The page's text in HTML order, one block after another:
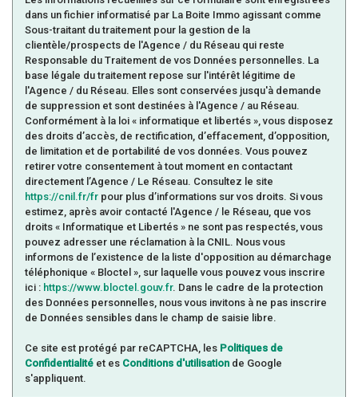
Nombre d'enfants par famille
1,06
Familles sans enfant
Familles avec 1 ou 2 enfants
36,29 %
Maisons
85,34 %
Appartements
14,66 %
Familles avec 3 enfants
12,27 %
dans un fichier informatisé par La Boite Immo agissant comme
Sous-traitant du traitement pour la gestion de la
clientèle/prospects de l'Agence / du Réseau qui reste
Responsable du Traitement de vos Données personnelles. La
base légale du traitement repose sur l'intérêt légitime de
l'Agence / du Réseau. Elles sont conservées jusqu'à demande
de suppression et sont destinées à l'Agence / au Réseau.
Conformément à la loi « informatique et libertés », vous disposez
des droits d’accès, de rectification, d’effacement, d’opposition,
de limitation et de portabilité de vos données. Vous pouvez
retirer votre consentement à tout moment en contactant
directement l’Agence / Le Réseau. Consultez le site
https://cnil.fr/fr pour plus d’informations sur vos droits. Si vous
estimez, après avoir contacté l'Agence / le Réseau, que vos
droits « Informatique et Libertés » ne sont pas respectés, vous
pouvez adresser une réclamation à la CNIL. Nous vous
informons de l’existence de la liste d'opposition au démarchage
téléphonique « Bloctel », sur laquelle vous pouvez vous inscrire
ici : https://www.bloctel.gouv.fr. Dans le cadre de la protection
des Données personnelles, nous vous invitons à ne pas inscrire
de Données sensibles dans le champ de saisie libre.
Ce site est protégé par reCAPTCHA, les Politiques de
Confidentialité et es Conditions d'utilisation de Google
s'appliquent.